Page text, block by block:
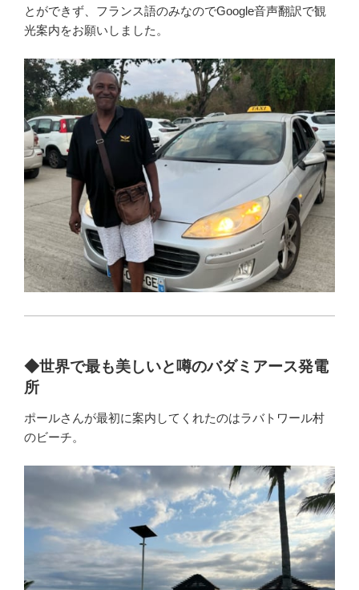
とができず、フランス語のみなのでGoogle音声翻訳で観
光案内をお願いしました。
◆世界で最も美しいと噂のバダミアース発電
所
ポールさんが最初に案内してくれたのはラバトワール村
のビーチ。